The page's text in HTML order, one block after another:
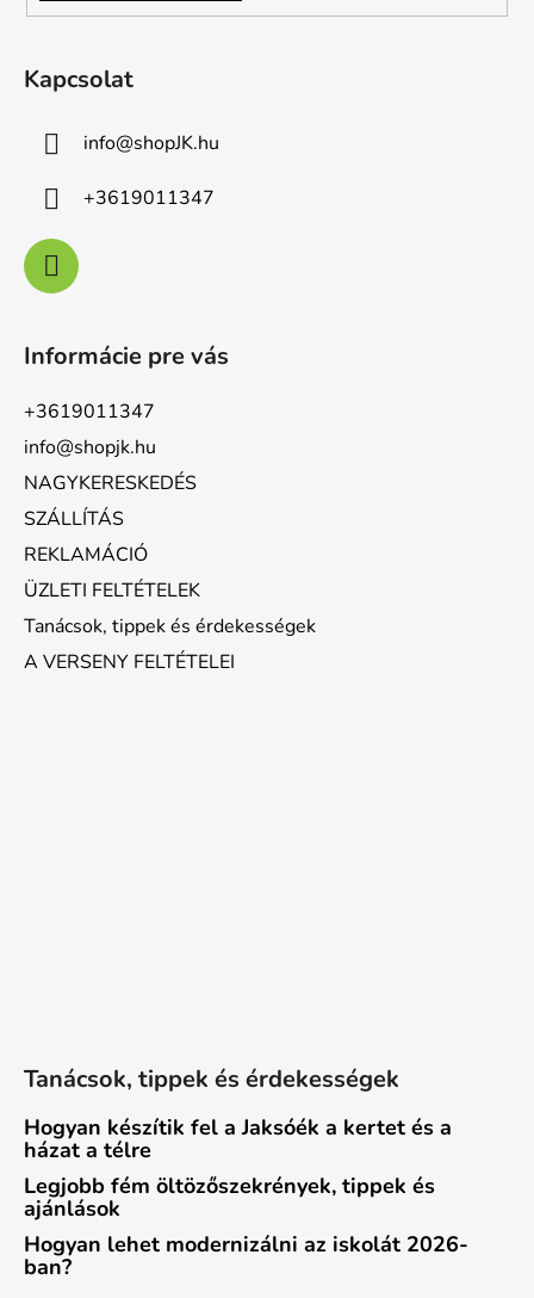
e
Kapcsolat
info@shopJK.hu
+3619011347
Informácie pre vás
+3619011347
info@shopjk.hu
NAGYKERESKEDÉS
SZÁLLÍTÁS
REKLAMÁCIÓ
ÜZLETI FELTÉTELEK
Tanácsok, tippek és érdekességek
A VERSENY FELTÉTELEI
Tanácsok, tippek és érdekességek
Hogyan készítik fel a Jaksóék a kertet és a
házat a télre
Legjobb fém öltözőszekrények, tippek és
ajánlások
Hogyan lehet modernizálni az iskolát 2026-
ban?